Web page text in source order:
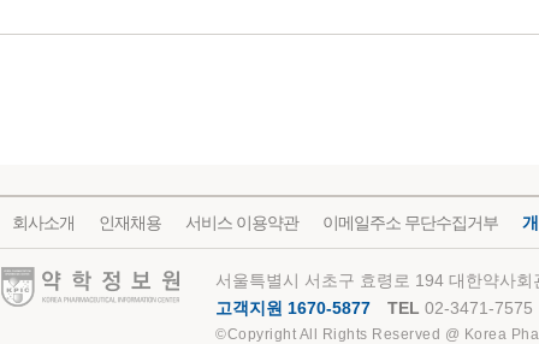
회사소개 인재채용 서비스 이용약관 이메일주소 무단수집거부
약학정보원
서울특별시 서초구 효령로 194 대한약사
고객지원 1670-5877
TEL 02-3471-7575
©Copyright All Rights Reserved @ Korea